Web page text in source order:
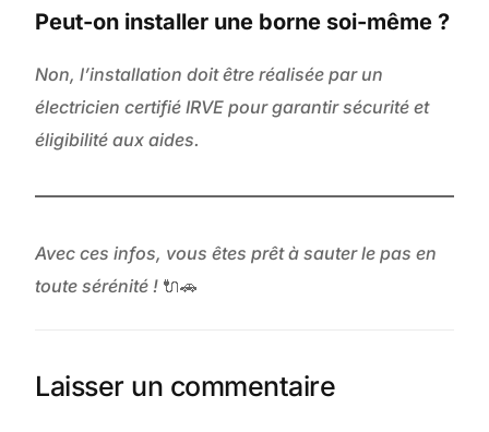
Peut-on installer une borne soi-même ?
Non, l’installation doit être réalisée par un
électricien certifié IRVE pour garantir sécurité et
éligibilité aux aides.
Avec ces infos, vous êtes prêt à sauter le pas en
toute sérénité ! 🔌🚗
Laisser un commentaire